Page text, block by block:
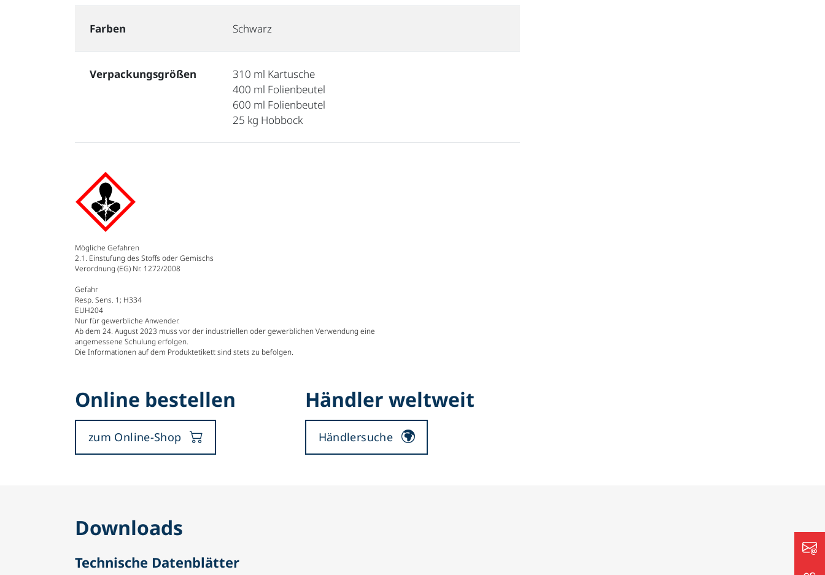
Farben Schwarz
Verpackungsgrößen
310 ml Kartusche
400 ml Folienbeutel
600 ml Folienbeutel
25 kg Hobbock
Mögliche Gefahren
2.1. Einstufung des Stoffs oder Gemischs
Verordnung (EG) Nr. 1272/2008
Gefahr
Resp. Sens. 1; H334
EUH204
Nur für gewerbliche Anwender.
Ab dem 24. August 2023 muss vor der industriellen oder gewerblichen Verwendung eine
angemessene Schulung erfolgen.
Die Informationen auf dem Produktetikett sind stets zu befolgen.
Online bestellen
zum Online-Shop
Händler weltweit
Händlersuche
Downloads
Technische Datenblätter